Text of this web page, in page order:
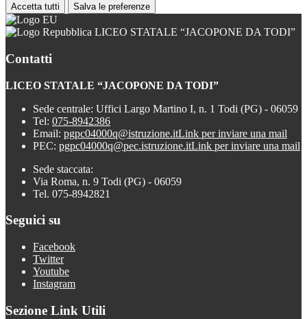
Accetta tutti Salva le preferenze
LICEO STATALE “JACOPONE DA TODI”
Contatti
LICEO STATALE “JACOPONE DA TODI”
Sede centrale: Uffici Largo Martino I, n. 1 Todi (PG) - 06059
Tel: 075-8942386
Email: pgpc04000q@istruzione.itLink per inviare una mail
PEC: pgpc04000q@pec.istruzione.itLink per inviare una mail
Sede staccata:
Via Roma, n. 9 Todi (PG) - 06059
Tel. 075-8942821
Seguici su
Facebook
Twitter
Youtube
Instagram
Sezione Link Utili